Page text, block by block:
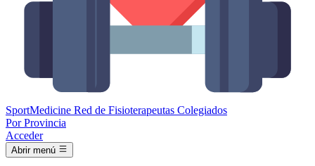
SportMedicine Red de Fisioterapeutas Colegiados
Por Provincia
Acceder
Abrir menú